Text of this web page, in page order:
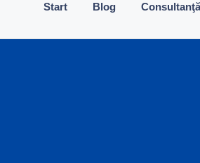
Start Blog Consultanţă